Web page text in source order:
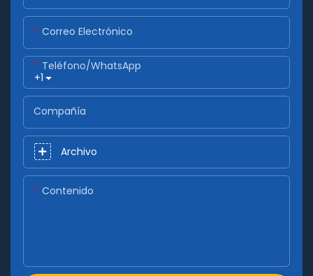
Correo Electrónico
+1
Teléfono/WhatsApp
Compañía
Archivo
Contenido